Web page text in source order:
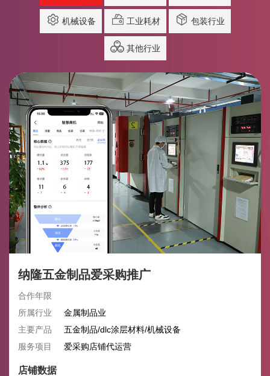
机械设备 工业耗材 包装行业
其他行业
纳隆五金制品爱采购推广
合作年限
所属行业
金属制品业
主要产品
五金制品/dlc涂层材料/机械设备
服务项目
爱采购店铺代运营
店铺数据